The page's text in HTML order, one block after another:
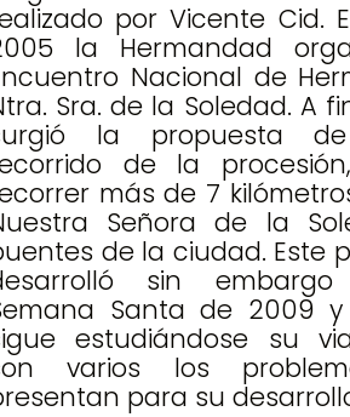
por Vicente Cid.
la Hermandad
Nacional de
Sra. de la Soledad. A
la propuesta
de la
más de 7
Señora de la
de la ciudad. Este
sin
Santa de 2009
estudiándose su
varios los
para su